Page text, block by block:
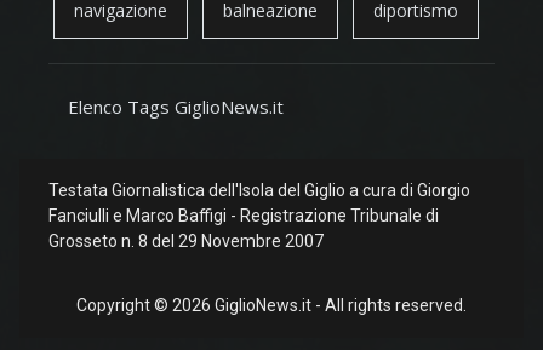
navigazione balneazione diportismo
Elenco Tags GiglioNews.it
Testata Giornalistica dell'Isola del Giglio a cura di Giorgio
Fanciulli e Marco Baffigi - Registrazione Tribunale di
Grosseto n. 8 del 29 Novembre 2007
Copyright © 2026 GiglioNews.it - All rights reserved.